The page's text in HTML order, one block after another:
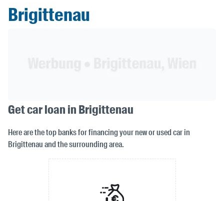
Brigittenau
Get car loan in Brigittenau
Here are the top banks for financing your new or used car in
Brigittenau and the surrounding area.